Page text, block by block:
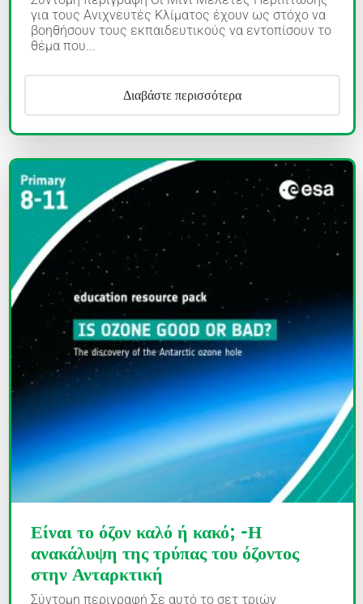
για τους Ανιχνευτές Κλίματος έχουν ως στόχο να
βοηθήσουν τους εκπαιδευτικούς να εντοπίσουν το
θέμα που...
Διαβάστε περισσότερα
Είναι το όζον καλό ή κακό; -Η
ανακάλυψη της τρύπας του όζοντος
στην Ανταρκτική
Σύντομη περιγραφή Σε αυτό το σετ τριών